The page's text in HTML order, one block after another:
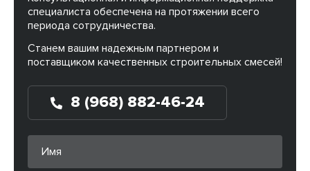
специалиста обеспечена на протяжении всего
периода сотрудничества.
Станем вашим надежным партнером и
поставщиком качественных строительных смесей!
8 (968) 882-46-24